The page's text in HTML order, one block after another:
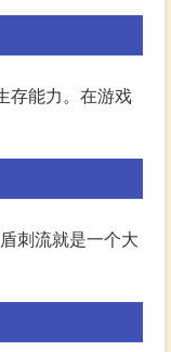
存能力。在游戏
刺流就是一个大